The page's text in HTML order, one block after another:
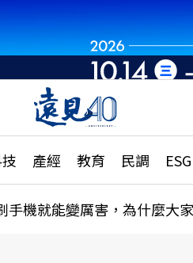
產經 教育 民調 ESG
特輯
大學升學、職涯攻略
縣市施政調查全解析
手機就能變厲害，為什麼大